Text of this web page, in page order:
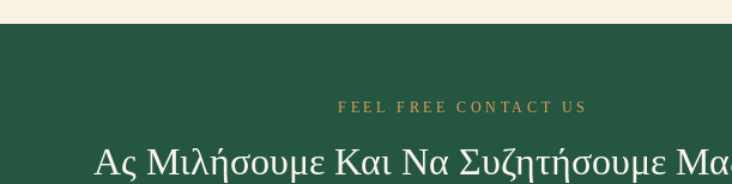
FEEL FREE CONTACT US
Ας Μιλήσουμε Και Να Συζητήσουμε